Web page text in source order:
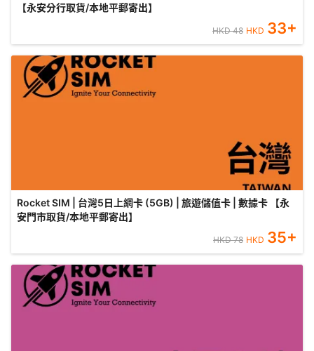
【永安分行取貨/本地平郵寄出】
HKD48 HKD 33+
Rocket SIM | 台灣5日上網卡 (5GB) | 旅遊儲值卡 | 數據卡 【永
安門市取貨/本地平郵寄出】
HKD78 HKD 35+